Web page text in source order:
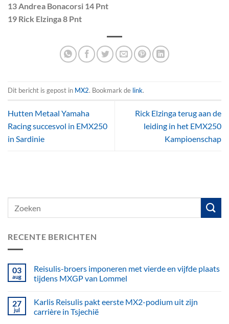
13 Andrea Bonacorsi 14 Pnt
19 Rick Elzinga 8 Pnt
Dit bericht is gepost in MX2. Bookmark de link.
Hutten Metaal Yamaha
Racing succesvol in EMX250
in Sardinie
Rick Elzinga terug aan de
leiding in het EMX250
Kampioenschap
RECENTE BERICHTEN
03
aug
Reisulis-broers imponeren met vierde en vijfde plaats
tijdens MXGP van Lommel
27
jul
Karlis Reisulis pakt eerste MX2-podium uit zijn
carrière in Tsjechië